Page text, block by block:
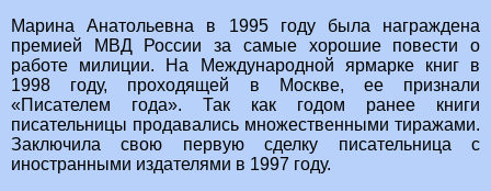
Марина Анатольевна в 1995 году была награждена
премией МВД России за самые хорошие повести о
работе милиции. На Международной ярмарке книг в
1998 году, проходящей в Москве, ее признали
«Писателем года». Так как годом ранее книги
писательницы продавались множественными тиражами.
Заключила свою первую сделку писательница с
иностранными издателями в 1997 году.